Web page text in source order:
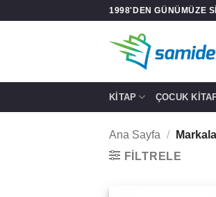
1998'DEN GÜNÜMÜZE
KITAP ÇOCUK
Ana Sayfa /
FILTRELE